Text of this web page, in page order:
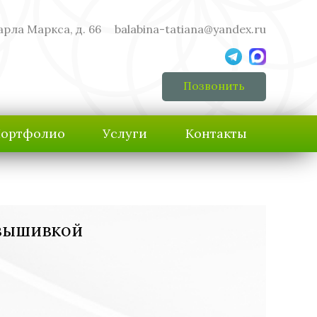
Маркса, д. 66 balabina-tatiana@yandex.ru
Позвонить
Услуги Контакты